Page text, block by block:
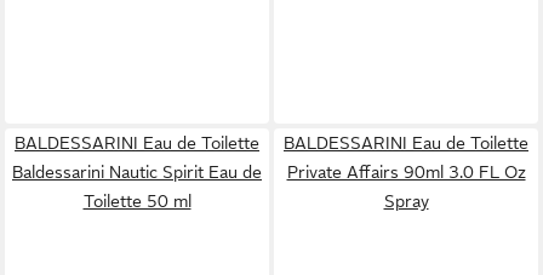
BALDESSARINI Eau de Toilette
Baldessarini Nautic Spirit Eau de
Toilette 50 ml
BALDESSARINI Eau de Toilette
Private Affairs 90ml 3.0 FL Oz
Spray